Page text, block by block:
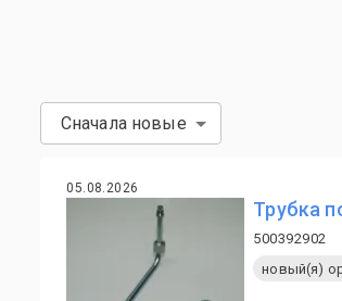
Сначала новые
05.08.2026
Трубка
500392902
новый(я)